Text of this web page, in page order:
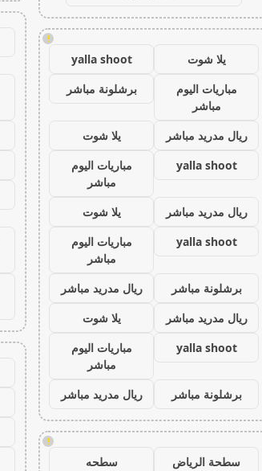
!
يلا شوت
yalla shoot
مباريات اليوم
مباشر
برشلونة مباشر
ريال مدريد مباشر
يلا شوت
yalla shoot
مباريات اليوم
مباشر
ريال مدريد مباشر
يلا شوت
yalla shoot
مباريات اليوم
مباشر
برشلونة مباشر
ريال مدريد مباشر
ريال مدريد مباشر
يلا شوت
yalla shoot
مباريات اليوم
مباشر
برشلونة مباشر
ريال مدريد مباشر
!
سطحة الرياض
سطحه